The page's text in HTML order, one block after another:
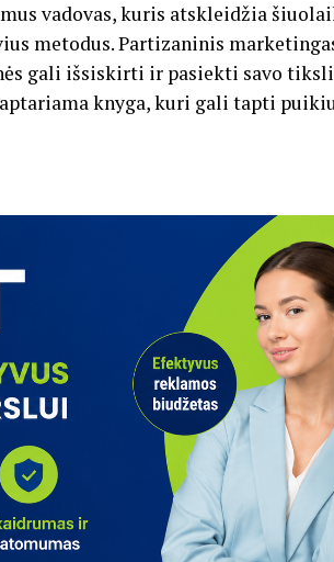
vadovas, kuris atskleidžia
metodus. Partizaninis
gali išsiskirti ir pasiekti savo
knyga, kuri gali tapti